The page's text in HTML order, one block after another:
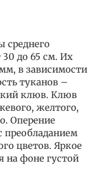
среднего
до 65 см. Их
в зависимости
туканов –
клюв. Клюв
желтого,
Оперение
преобладанием
цветов. Яркое
на фоне густой